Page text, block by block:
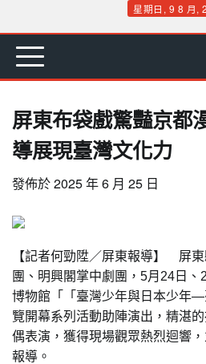
content
星期日, 9 8 月,
首 要 娛 生 社 文 公
屏東布袋戲驚豔京
導展現臺灣文化力
發佈於2025 年 6 月 25 日
【記者何勁陞／屏東報導】 屏
團、明興閣掌中劇團，5月24日
博物館「「臺灣少年與日本少年
覽開幕系列活動助陣演出，精湛
偶表演，獲得現場觀眾熱烈迴響
報導。